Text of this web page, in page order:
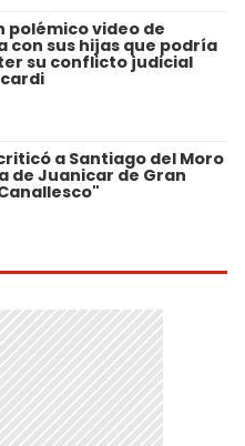
polémico video de
con sus hijas que podría
su conflicto judicial
a Santiago del Moro
de Juanicar de Gran